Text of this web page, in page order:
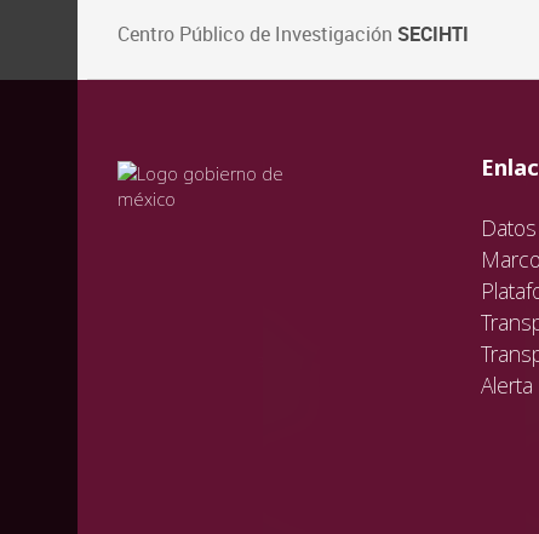
Centro Público de Investigación SECIHTI
Alerta